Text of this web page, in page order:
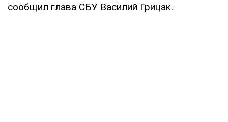
сообщил глава СБУ Василий Грицак.